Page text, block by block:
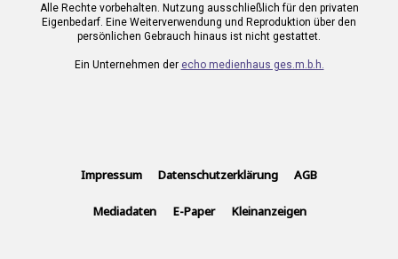
Alle Rechte vorbehalten. Nutzung ausschließlich für den privaten
Eigenbedarf. Eine Weiterverwendung und Reproduktion über den
persönlichen Gebrauch hinaus ist nicht gestattet.
Ein Unternehmen der echo medienhaus ges.m.b.h.
Impressum Datenschutzerklärung AGB
Mediadaten E-Paper Kleinanzeigen